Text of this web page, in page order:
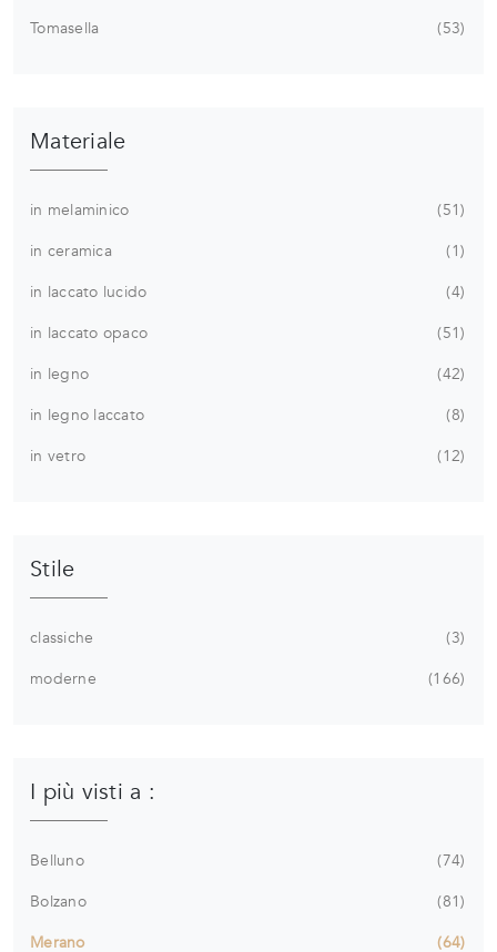
Tomasella
53
Materiale
in melaminico
51
in ceramica
1
in laccato lucido
4
in laccato opaco
51
in legno
42
in legno laccato
8
in vetro
12
Stile
classiche
3
moderne
166
I più visti a :
Belluno
74
Bolzano
81
Merano
64